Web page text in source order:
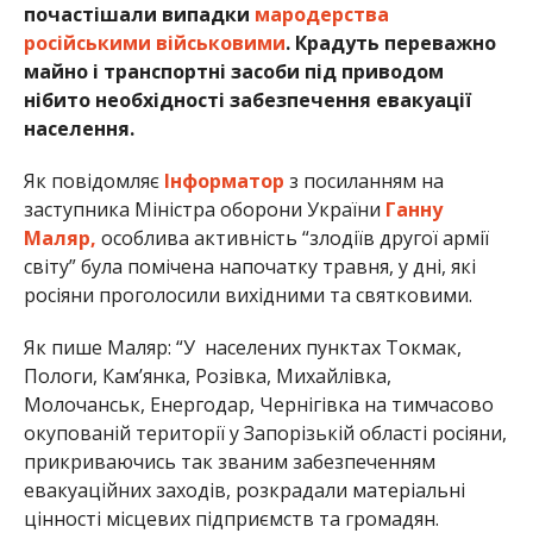
почастішали випадки мародерства
російськими військовими. Крадуть переважно
майно і транспортні засоби під приводом
нібито необхідності забезпечення евакуації
населення.
Як повідомляєІнформатор з посиланням на
заступника Міністра оборони України Ганну
Маляр, особлива активність “злодіїв другої армії
світу” була помічена напочатку травня, у дні, які
росіяни проголосили вихідними та святковими.
Як пише Маляр: “У населених пунктах Токмак,
Пологи, Кам’янка, Розівка, Михайлівка,
Молочанськ, Енергодар, Чернігівка на тимчасово
окупованій території у Запорізькій області росіяни,
прикриваючись так званим забезпеченням
евакуаційних заходів, розкрадали матеріальні
цінності місцевих підприємств та громадян.